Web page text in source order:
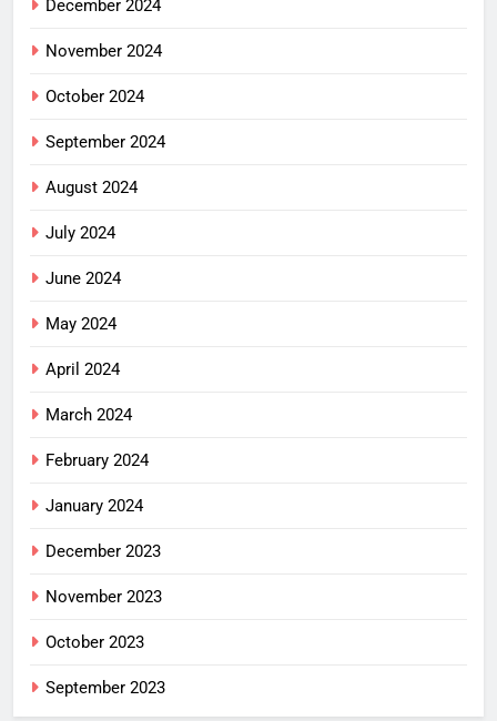
December 2024
November 2024
October 2024
September 2024
August 2024
July 2024
June 2024
May 2024
April 2024
March 2024
February 2024
January 2024
December 2023
November 2023
October 2023
September 2023